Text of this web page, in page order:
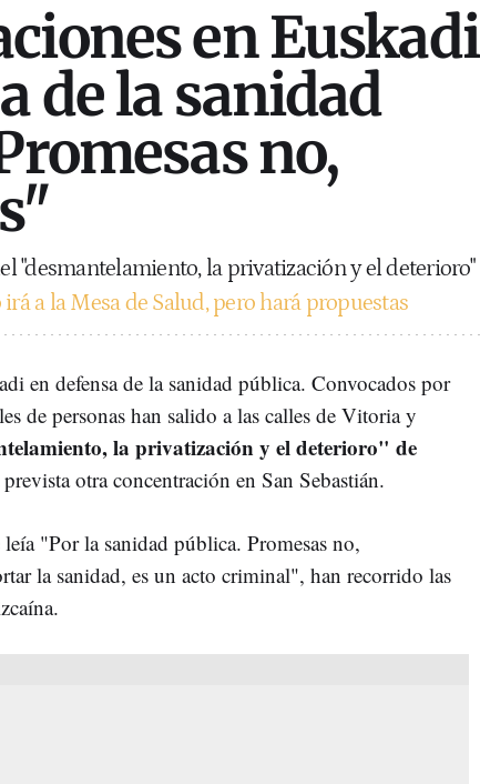
en Euskadi
de la sanidad
no,
"desmantelamiento, la privatización y el deterioro"
irá a la Mesa de Salud, pero hará propuestas
en defensa de la sanidad pública. Convocados por
de personas han salido a las calles de Vitoria y
la privatización y el deterioro" de
otra concentración en San Sebastián.
"Por la sanidad pública. Promesas no,
la sanidad, es un acto criminal", han recorrido las